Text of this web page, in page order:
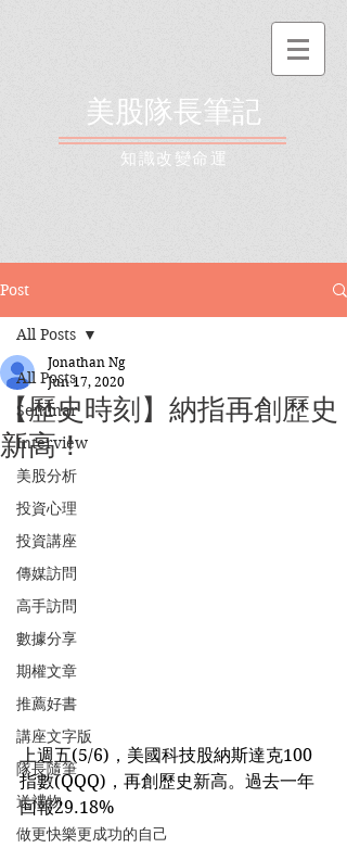
美股隊長筆記
​知識改變命運
Post
All Posts
Seminar
Interview
美股分析
投資心理
投資講座
傳媒訪問
高手訪問
數據分享
期權文章
推薦好書
講座文字版
隊長隨筆
送禮物
做更快樂更成功的自己
All Posts
【歷史時刻】納指再創歷史
新高！
Jonathan Ng
Jun 17, 2020
上週五(5/6)，美國科技股納斯達克100
指數(QQQ)，再創歷史新高。過去一年
回報29.18%